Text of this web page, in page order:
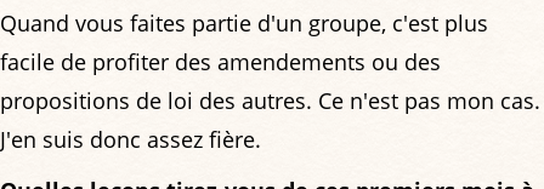
Quand vous faites partie d'un groupe, c'est plus
facile de profiter des amendements ou des
propositions de loi des autres. Ce n'est pas mon cas.
J'en suis donc assez fière.